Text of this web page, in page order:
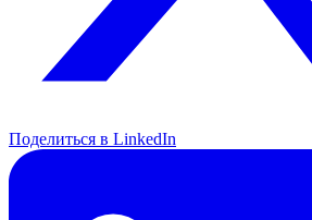
Поделиться в LinkedIn